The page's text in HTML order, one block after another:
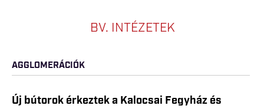
BV. INTÉZETEK
AGGLOMERÁCIÓK
Új bútorok érkeztek a Kalocsai Fegyház és